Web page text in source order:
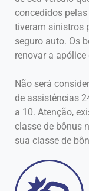
concedidos
tiveram sinistros
seguro auto. Os
renovar a apólice
Não será
de assistências
a 10. Atenção,
classe de bônus
sua classe de